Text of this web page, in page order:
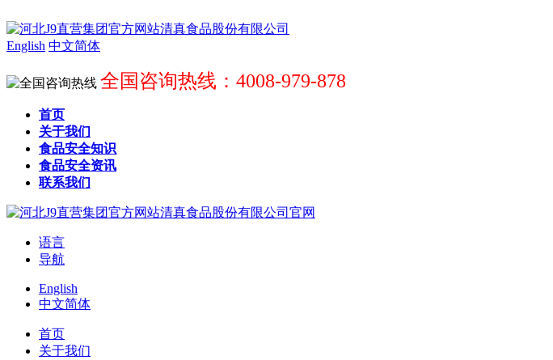
English 中文简体
全国咨询热线：4008-979-878
首页
关于我们
食品安全知识
食品安全资讯
联系我们
语言
导航
English
中文简体
首页
关于我们